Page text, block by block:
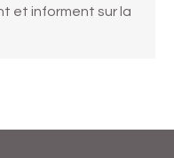
et informent sur la